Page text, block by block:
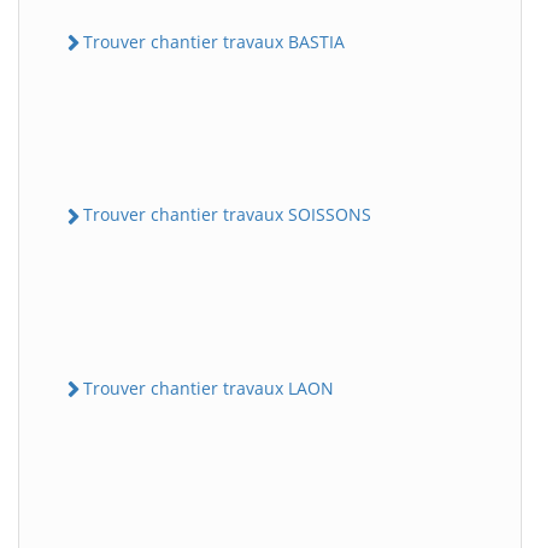
Trouver chantier travaux BASTIA
Trouver chantier travaux SOISSONS
Trouver chantier travaux LAON